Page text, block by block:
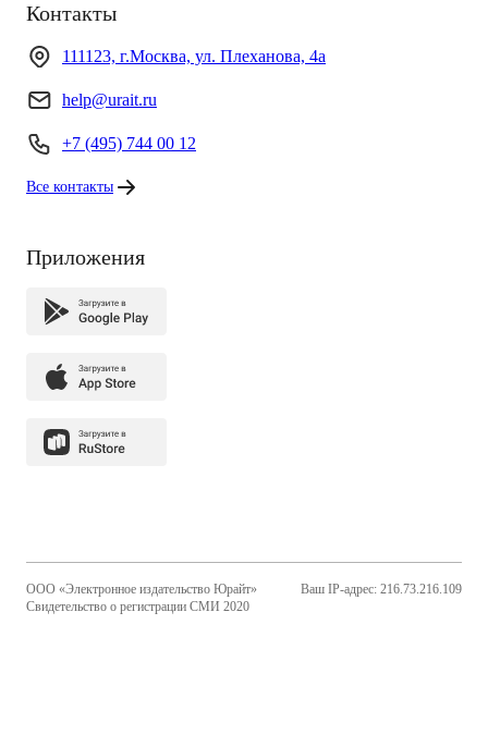
Контакты
111123, г.Москва, ул. Плеханова, 4а
help@urait.ru
+7 (495) 744 00 12
Все контакты
Приложения
ООО «Электронное издательство Юрайт»
Свидетельство о регистрации СМИ 2020
Ваш IP-адрес: 216.73.216.109